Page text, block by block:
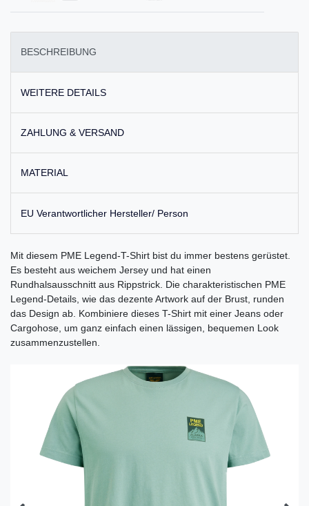
BESCHREIBUNG
WEITERE DETAILS
ZAHLUNG & VERSAND
MATERIAL
EU Verantwortlicher Hersteller/ Person
Mit diesem PME Legend-T-Shirt bist du immer bestens gerüstet.
Es besteht aus weichem Jersey und hat einen
Rundhalsausschnitt aus Rippstrick. Die charakteristischen PME
Legend-Details, wie das dezente Artwork auf der Brust, runden
das Design ab. Kombiniere dieses T-Shirt mit einer Jeans oder
Cargohose, um ganz einfach einen lässigen, bequemen Look
zusammenzustellen.